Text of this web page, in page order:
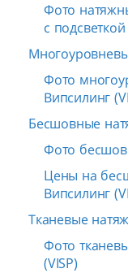
Фото
с подсветкой
Фото
Випсилинг
Бесшовные
Фото
Цены на
Випсилинг
Тканевые
Фото
(VISP)